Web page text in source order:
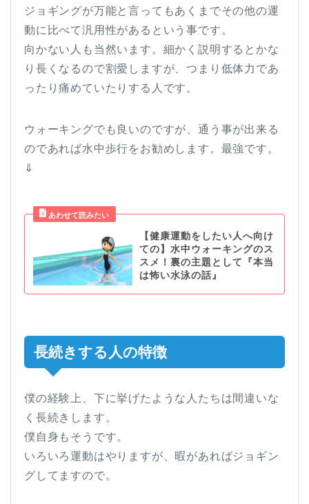
ジョギングが万能と言ってもあくまでその他の運
動に比べて汎用性があるという事です。
向かない人も当然います。細かく説明するとかな
り長くなるので割愛しますが、つまり低体力であ
ったり痛めていたりする人です。
ウォーキングでも良いのですが、通う事が出来る
のであれば水中歩行をお勧めします。最強です。
⇓
【健康運動をしたい人へ向け
ての】水中ウォーキングのス
スメ！裏の主題として『本当
は怖い水泳の話』
長続きする人の特徴
僕の経験上、下に挙げたような人たちは間違いな
く長続きします。
僕自身もそうです。
いろいろ運動はやりますが、暇があればジョギン
グしてますので。